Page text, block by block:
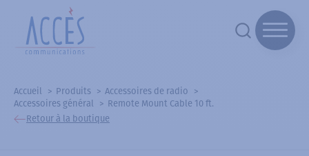
Accueil Produits
Accessoires de radio
Accessoires général
Remote Mount Cable 10 ft.
Retour à la boutique